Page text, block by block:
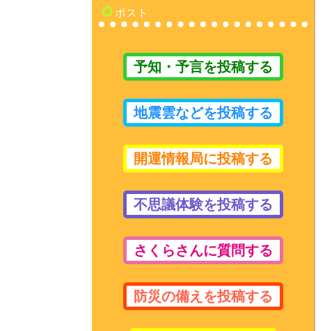
ポスト
予知・予言を投稿する
地震雲などを投稿する
開運情報局に投稿する
不思議体験を投稿する
さくらさんに質問する
防災の備えを投稿する